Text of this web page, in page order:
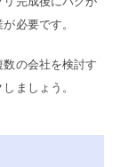
必要です。
の会社を検討す
ましょう。